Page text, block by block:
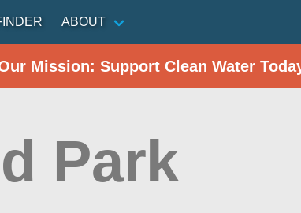
ABOUT
Mission: Support Clean Water
Park